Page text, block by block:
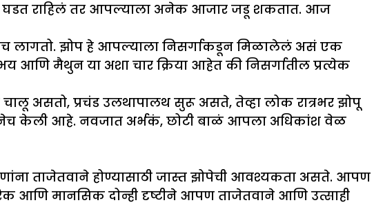
घडत राहिलं तर आपल्याला अनेक आजार जडू शकतात. आज
लागतो. झोप हे आपल्याला निसर्गाकडून मिळालेलं असं एक
आणि मैथुन या अशा चार क्रिया आहेत की निसर्गातील प्रत्येक
असतो, प्रचंड उलथापालथ सुरू असते, तेव्हा लोक रात्रभर झोपू
केली आहे. नवजात अर्भकं, छोटी बाळं आपला अधिकांश वेळ
ताजेतवाने होण्यासाठी जास्त झोपेची आवश्यकता असते. आपण
आणि मानसिक दोन्ही दृष्टीने आपण ताजेतवाने आणि उत्साही